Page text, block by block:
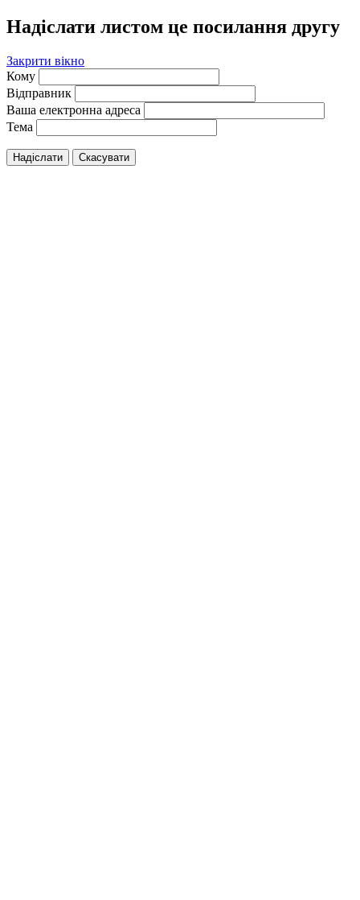
Надіслати листом це посилання другу
Закрити вікно
Кому
Відправник
Ваша електронна адреса
Тема
Надіслати Скасувати